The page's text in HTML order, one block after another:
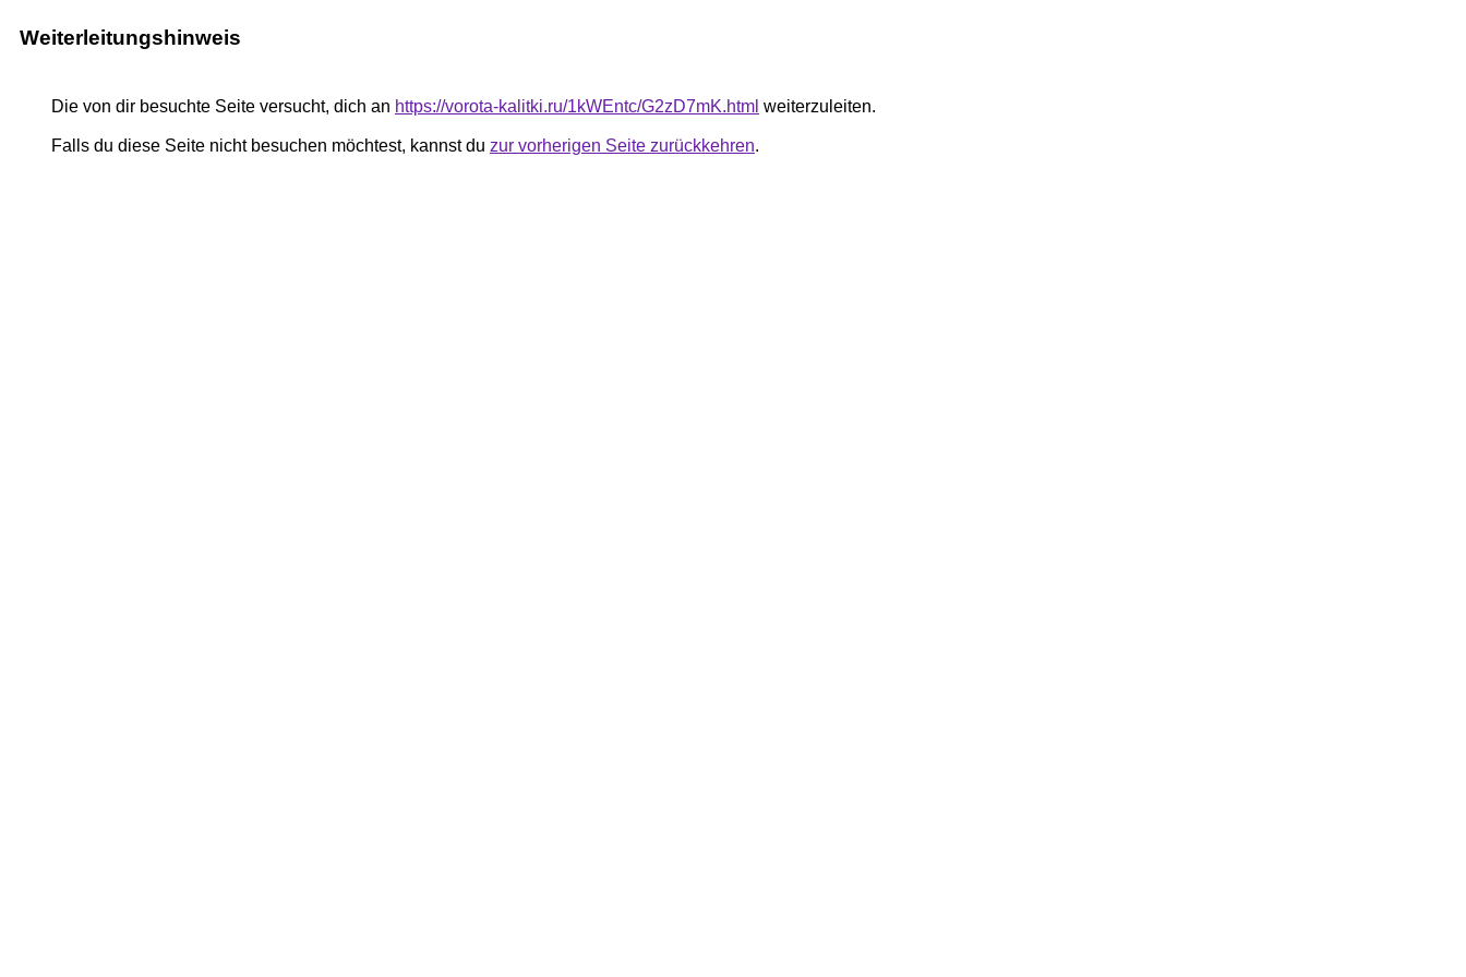
Weiterleitungshinweis
Die von dir besuchte Seite versucht, dich an https://vorota-kalitki.ru/1kWEntc/G2zD7mK.html weiterzuleiten.
Falls du diese Seite nicht besuchen möchtest, kannst du zur vorherigen Seite zurückkehren.